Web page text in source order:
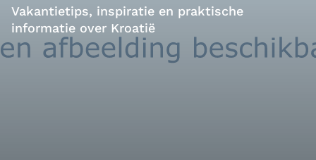
Vakantietips, inspiratie en praktische
informatie over Kroatië